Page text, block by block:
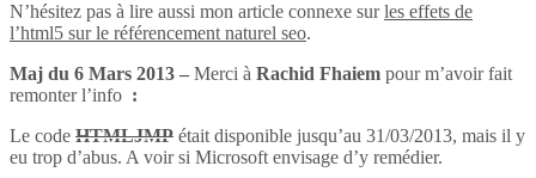
N’hésitez pas à lire aussi mon article connexe surles effets de
l’html5 sur le référencement naturel seo.
Maj du 6 Mars 2013 – Merci à Rachid Fhaiem pour m’avoir fait
remonter l’info :
Le code HTMLJMP était disponible jusqu’au 31/03/2013, mais il y
eu trop d’abus. A voir si Microsoft envisage d’y remédier.